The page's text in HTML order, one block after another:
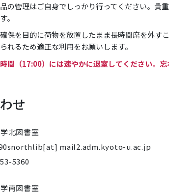
の管理はご自身でしっかり行ってください。貴
。
保を目的に荷物を放置したまま長時間席を外す
れるため適正な利用をお願いします。
間（17:00）には速やかに退室してください。忘
せ
北図書室
mail2.adm.kyoto-u.ac.jp
5360
南図書室